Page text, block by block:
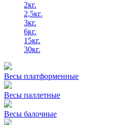
2кг.
2,5кг.
3кг.
6кг.
15кг.
30кг.
Весы платформенные
Весы паллетные
Весы балочные